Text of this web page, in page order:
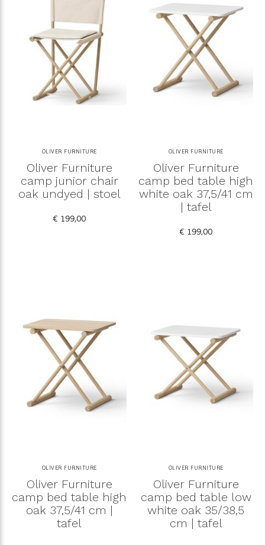
OLIVER FURNITURE
Oliver Furniture
camp junior chair
oak undyed | stoel
€ 199,00
OLIVER FURNITURE
Oliver Furniture
camp bed table high
white oak 37,5/41 cm
| tafel
€ 199,00
OLIVER FURNITURE
Oliver Furniture
camp bed table high
oak 37,5/41 cm |
tafel
OLIVER FURNITURE
Oliver Furniture
camp bed table low
white oak 35/38,5
cm | tafel